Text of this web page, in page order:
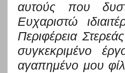
αυτούς που
Ευχαριστώ
Περιφέρεια
συγκεκριμένο
αγαπημένο μου